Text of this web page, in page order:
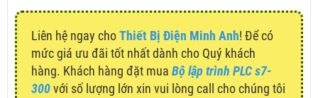
Liên hệ ngay choThiết Bị Điện Minh Anh! Để có
mức giá ưu đãi tốt nhất dành cho Quý khách
hàng. Khách hàng đặt mua Bộ lập trình PLC s7-
300với số lượng lớn xin vui lòng call cho chúng tôi